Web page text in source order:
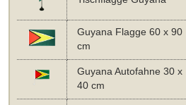
Guyana Flagge 60 x 90
cm
Guyana Autofahne 30 x
40 cm